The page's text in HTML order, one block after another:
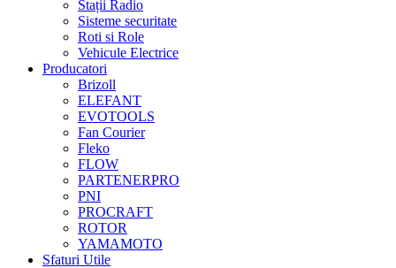
Stații Radio
Sisteme securitate
Roti si Role
Vehicule Electrice
Producatori
Brizoll
ELEFANT
EVOTOOLS
Fan Courier
Fleko
FLOW
PARTENERPRO
PNI
PROCRAFT
ROTOR
YAMAMOTO
Sfaturi Utile